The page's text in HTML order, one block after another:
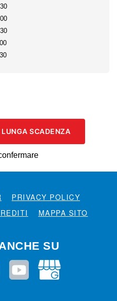
SCADENZA
PRIVACY POLICY
MAPPA SITO
SU